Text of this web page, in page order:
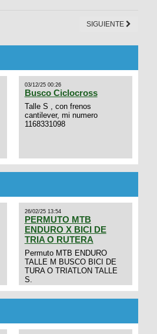
SIGUIENTE
03/12/25 00:26
Busco Ciclocross
Talle S , con frenos
cantilever, mi numero
1168331098
26/02/25 13:54
PERMUTO MTB
ENDURO X BICI DE
TRIA O RUTERA
Permuto MTB ENDURO
TALLE M BUSCO BICI DE
TURA O TRIATLON TALLE
S.